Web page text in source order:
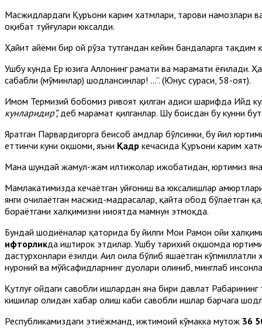
Масжидлардаги Қуръони карим хатмлари, таровиҳ намозлари
оқибат туйғулари юксалди.
Ҳайит айёми бир ой рўза тутгандан кейин бандаларга тақдим
Ушбу кунда Ер юзига Аллоҳнинг раҳмати ва марҳамати
сабабли (мўминлар) шодлансинлар! ...”. (Юнус сураси, 58-оят).
Имом Термизий бобомиз ривоят қилган ҳадиси шарифда Ийд
кунларидир”,деб марҳамат қилганлар. Шу боисдан бу кунни
Яратган Парвардигорга беҳисоб ҳамдлар бўлсинки, бу йил
еттинчи куни оқшоми, яъни Қадр кечасида Қуръони карим
Мана шундай жамул-жам илтижолар ижобатидан, юртимиз
Мамлакатимизда кечаётган уйғониш ва юксалишлар
янги очилаётган масжид-мадрасалар, қайта обод бўлаётган
бораётгани халқимизни ниҳоятда мамнун этмоқда.
Бундай шодиёналар қаторида бу йилги Моҳи Раҳмон ойи
ифторликда иштирок этдилар. Ушбу тарихий оқшомда
дастурхонлари ёзилди. Аҳил оила бўлиб яшаётган
нуроний ва мўйсафидларнинг дуолари олиниб, минглаб
Қутлуғ ойдаги савобли ишлардан яна бири давлат
кишилар ҳолидан хабар олиш каби савобли ишлар барчага
Республикамиздаги эҳтиёжманд, ижтимоий кўмакка муҳтож 36